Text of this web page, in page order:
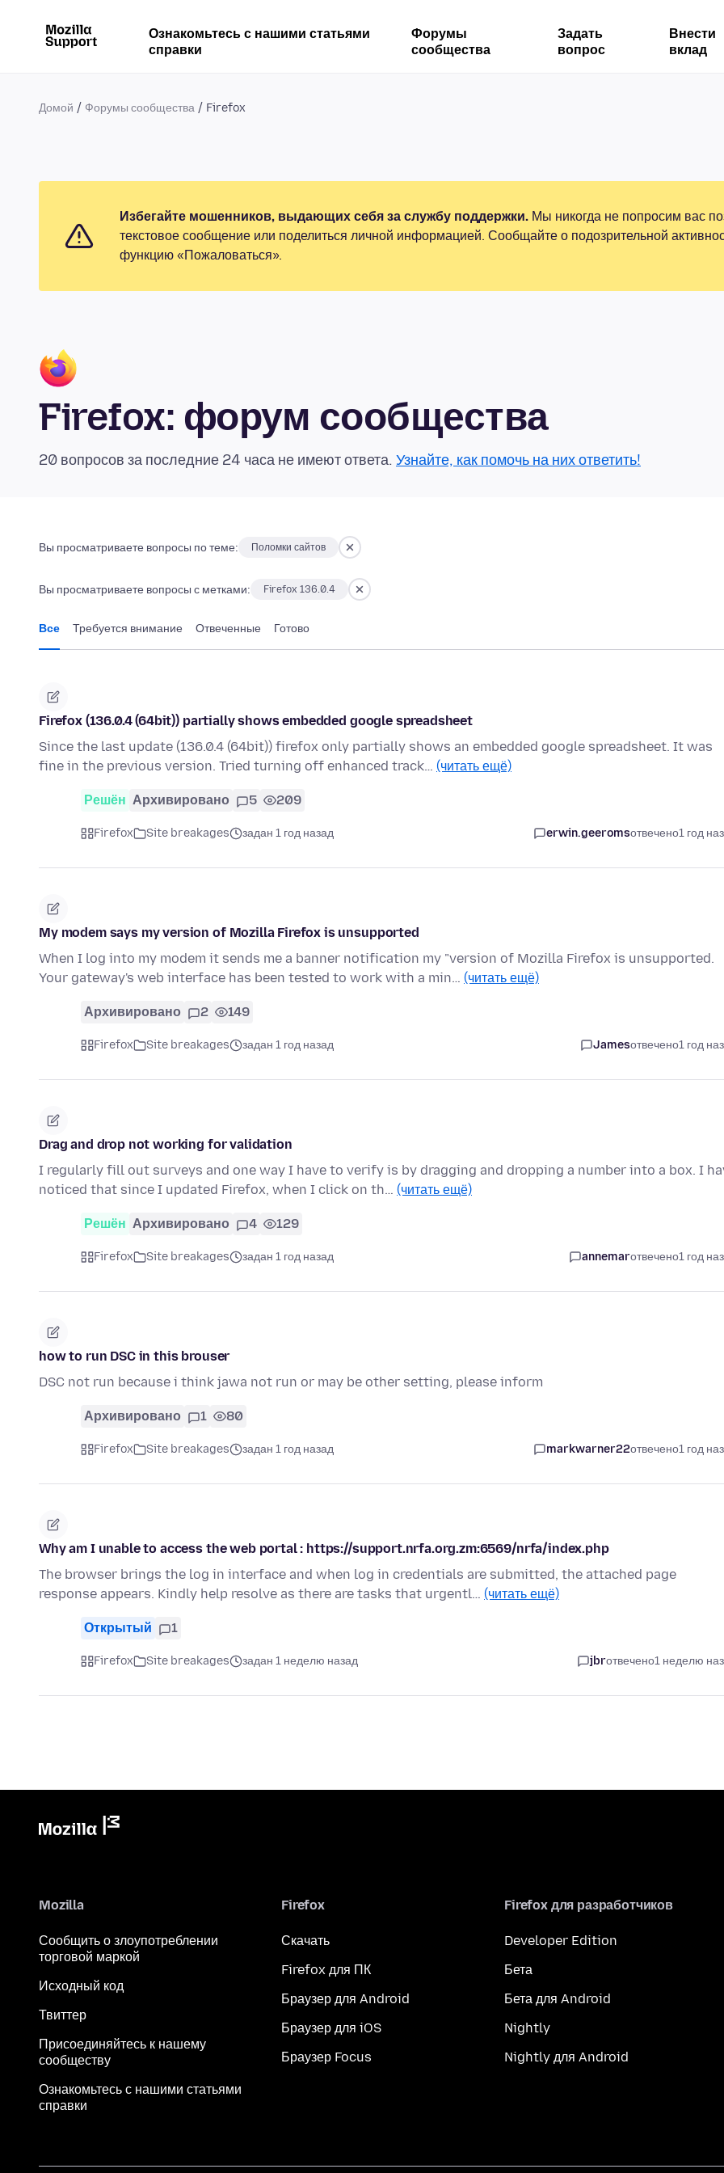
Ознакомьтесь с нашими статьями
справки
Форумы
сообщества
Задать
вопрос
Внести
вклад
Домой Форумы сообщества Firefox
Избегайте мошенников, выдающих себя за службу поддержки. Мы никогда не попросим вас
текстовое сообщение или поделиться личной информацией. Сообщайте о подозрительной
функцию «Пожаловаться».
Firefox: форум сообщества
20 вопросов за последние 24 часа не имеют ответа. Узнайте, как помочь на них ответить!
Вы просматриваете вопросы по теме: Поломки сайтов
Вы просматриваете вопросы с метками: Firefox 136.0.4
Все Требуется внимание Отвеченные Готово
Firefox (136.0.4 (64bit)) partially shows embedded google spreadsheet
Since the last update (136.0.4 (64bit)) firefox only partially shows an embedded google spreadsheet. It was
fine in the previous version. Tried turning off enhanced track… (читать ещё)
Решён Архивировано 5 209
Firefox Site breakages задан 1 год назад erwin.geeromsотвечено1 год
My modem says my version of Mozilla Firefox is unsupported
When I log into my modem it sends me a banner notification my "version of Mozilla Firefox is unsupported.
Your gateway's web interface has been tested to work with a min… (читать ещё)
Архивировано 2 149
Firefox Site breakages задан 1 год назад Jamesотвечено1 год
Drag and drop not working for validation
I regularly fill out surveys and one way I have to verify is by dragging and dropping a number into a box. I
noticed that since I updated Firefox, when I click on th… (читать ещё)
Решён Архивировано 4 129
Firefox Site breakages задан 1 год назад annemarотвечено1 год
how to run DSC in this brouser
DSC not run because i think jawa not run or may be other setting, please inform
Архивировано 1 80
Firefox Site breakages задан 1 год назад markwarner22отвечено1 год
Why am I unable to access the web portal : https://support.nrfa.org.zm:6569/nrfa/index.php
The browser brings the log in interface and when log in credentials are submitted, the attached page
response appears. Kindly help resolve as there are tasks that urgentl… (читать ещё)
Открытый 1
Firefox Site breakages задан 1 неделю назад jbrотвечено1 неделю
Mozilla
Сообщить о злоупотреблении
торговой маркой
Исходный код
Твиттер
Присоединяйтесь к нашему
сообществу
Ознакомьтесь с нашими статьями
справки
Firefox
Скачать
Firefox для ПК
Браузер для Android
Браузер для iOS
Браузер Focus
Firefox для разработчиков
Developer Edition
Бета
Бета для Android
Nightly
Nightly для Android